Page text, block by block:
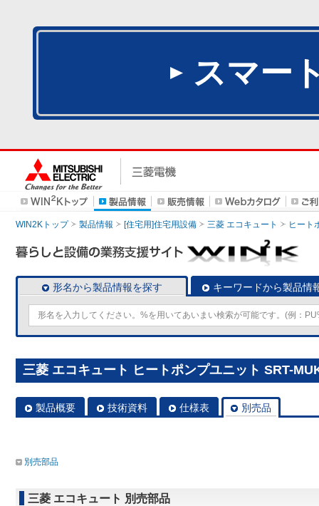
スマー
WIN2Kトップ 製品情報 [住宅用]住宅用設備 三菱 エコキュート ヒート
形名から製品情報を探す キーワードから製品情
三菱 エコキュート ヒートポンプユニット SRT-
製品概要 技術資料 仕様表 別売品
別売部品
三菱 エコキュート 別売部品